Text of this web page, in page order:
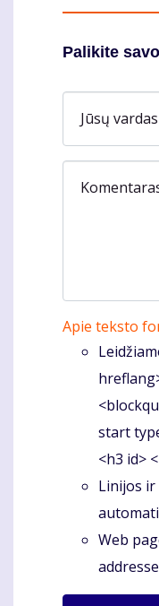
Palikite
Jūsų vardas
Apie teksto
start
<h3 id>
Linijos
Web